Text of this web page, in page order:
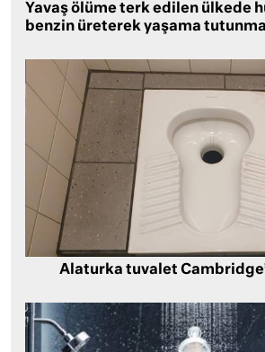
Yavaş ölüme terk edilen ülkede
benzin üreterek yaşama
Alaturka tuvalet